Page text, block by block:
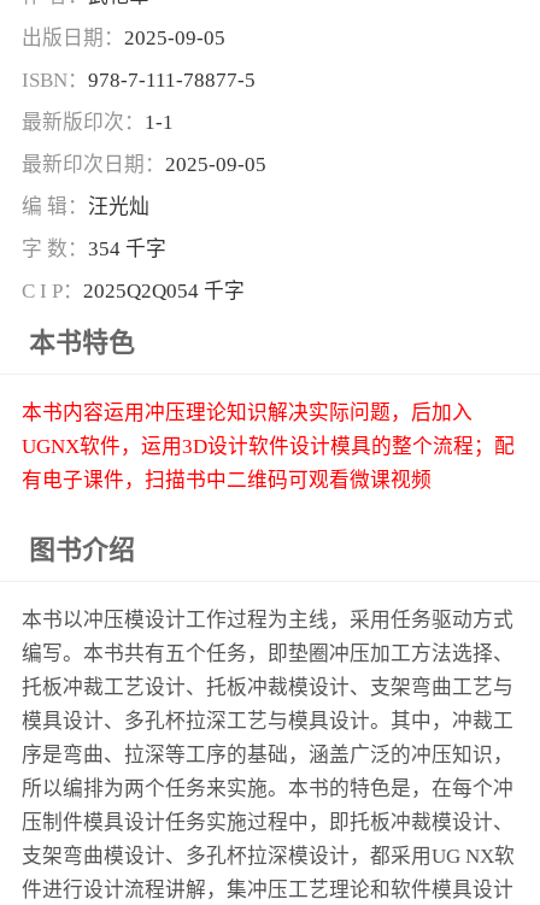
出版日期： 2025-09-05
ISBN： 978-7-111-78877-5
最新版印次： 1-1
最新印次日期： 2025-09-05
编 辑： 汪光灿
字 数： 354 千字
C I P： 2025Q2Q054 千字
本书特色
本书内容运用冲压理论知识解决实际问题，后加入
UGNX软件，运用3D设计软件设计模具的整个流程；配
有电子课件，扫描书中二维码可观看微课视频
图书介绍
本书以冲压模设计工作过程为主线，采用任务驱动方式
编写。本书共有五个任务，即垫圈冲压加工方法选择、
托板冲裁工艺设计、托板冲裁模设计、支架弯曲工艺与
模具设计、多孔杯拉深工艺与模具设计。其中，冲裁工
序是弯曲、拉深等工序的基础，涵盖广泛的冲压知识，
所以编排为两个任务来实施。本书的特色是，在每个冲
压制件模具设计任务实施过程中，即托板冲裁模设计、
支架弯曲模设计、多孔杯拉深模设计，都采用UG NX软
件进行设计流程讲解，集冲压工艺理论和软件模具设计